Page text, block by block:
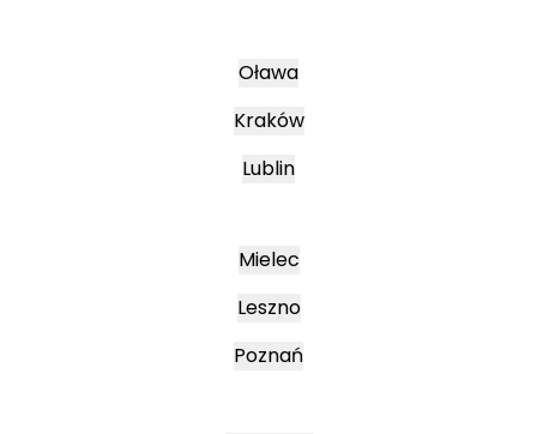
Oława
Kraków
Lublin
Mielec
Leszno
Poznań